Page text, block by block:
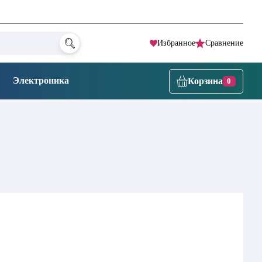
Избранное Сравнение
Электроника Корзина 0